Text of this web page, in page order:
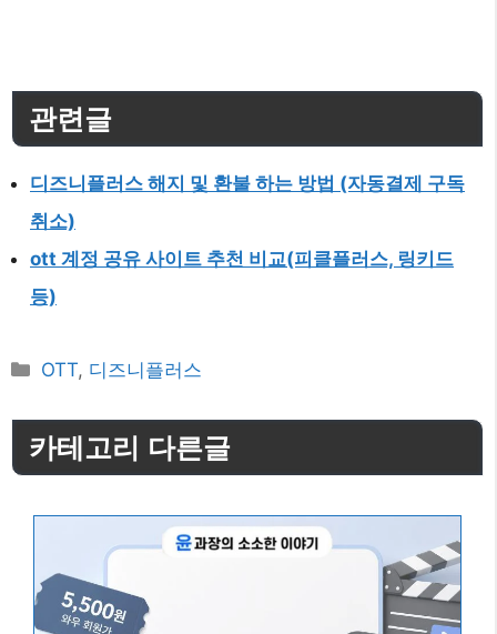
관련글
디즈니플러스 해지 및 환불 하는 방법 (자동결제 구독
취소)
ott 계정 공유 사이트 추천 비교(피클플러스, 링키드
등)
카
고
리
OTT, 디즈니플러스
카테고리 다른글